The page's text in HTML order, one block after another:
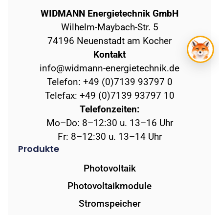
WIDMANN Energietechnik GmbH
Wilhelm-Maybach-Str. 5
74196 Neuenstadt am Kocher
Kontakt
info@widmann-energietechnik.de
Telefon: +49 (0)7139 93797 0
Telefax: +49 (0)7139 93797 10
Telefonzeiten:
Mo–Do: 8–12:30 u. 13–16 Uhr
Fr: 8–12:30 u. 13–14 Uhr
Produkte
Photovoltaik
Photovoltaikmodule
Stromspeicher